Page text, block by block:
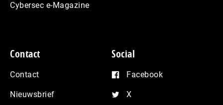
Cybersec e-Magazine
Contact
Contact
Nieuwsbrief
Social
Facebook
X